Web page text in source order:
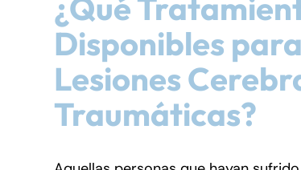
¿Qué
Disponibles
Lesiones
Traumáticas?